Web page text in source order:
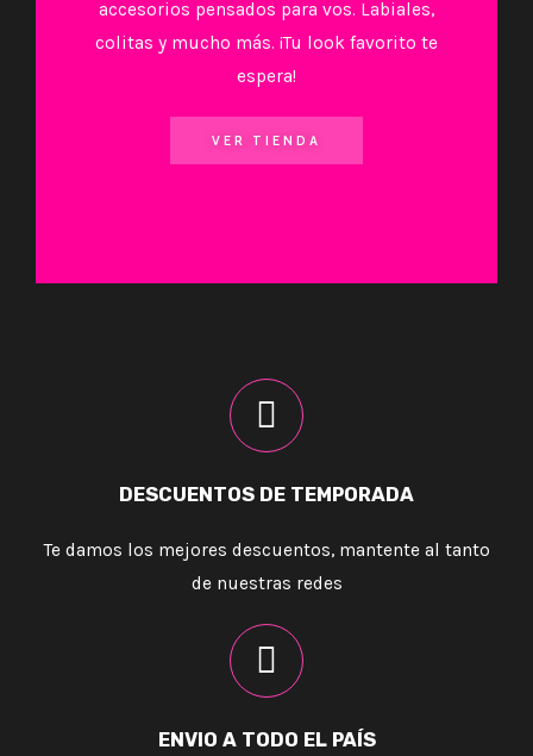
accesorios pensados para vos. Labiales,
colitas y mucho más. ¡Tu look favorito te
espera!
VER TIENDA
DESCUENTOS DE TEMPORADA
Te damos los mejores descuentos, mantente al tanto
de nuestras redes
ENVIO A TODO EL PAÍS